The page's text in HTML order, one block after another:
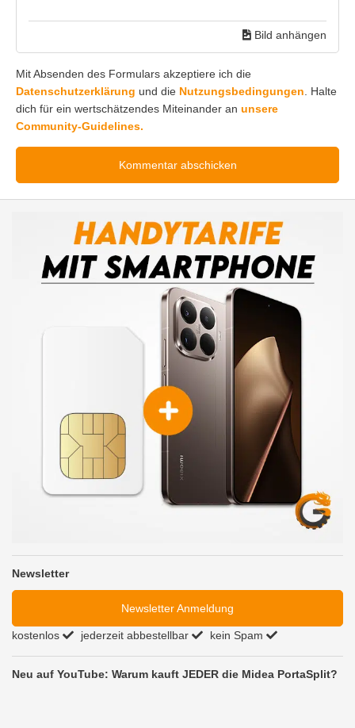
Bild anhängen
Mit Absenden des Formulars akzeptiere ich die
Datenschutzerklärung und die Nutzungsbedingungen . Halte
dich für ein wertschätzendes Miteinander an unsere
Community-Guidelines.
Newsletter
Newsletter Anmeldung
kostenlos jederzeit abbestellbar kein Spam
Neu auf YouTube: Warum kauft JEDER die Midea PortaSplit?